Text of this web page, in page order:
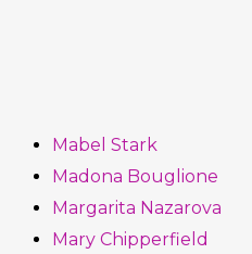
Mabel Stark
Madona Bouglione
Margarita Nazarova
Mary Chipperfield